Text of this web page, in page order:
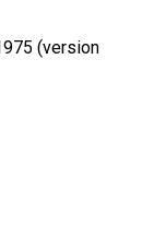
(version